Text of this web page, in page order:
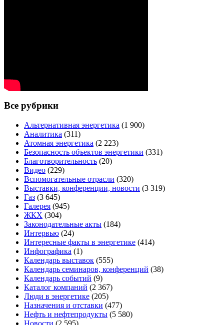
Все рубрики
Альтернативная энергетика (1 900)
Аналитика (311)
Атомная энергетика (2 223)
Безопасность объектов энергетики (331)
Благотворительность (20)
Видео (229)
Вспомогательные отрасли (320)
Выставки, конференции, новости (3 319)
Газ (3 645)
Галерея (945)
ЖКХ (304)
Законодательные акты (184)
Интервью (24)
Интересные факты в энергетике (414)
Инфографика (1)
Календарь выставок (555)
Календарь семинаров, конференций (38)
Календарь событий (9)
Каталог компаний (2 367)
Люди в энергетике (205)
Назначения и отставки (477)
Нефть и нефтепродукты (5 580)